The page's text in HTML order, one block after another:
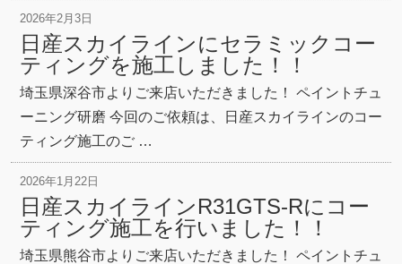
2026年2月3日
日産スカイラインにセラミックコー
ティングを施工しました！！
埼玉県深谷市よりご来店いただきました！ ペイントチュ
ーニング研磨 今回のご依頼は、日産スカイラインのコー
ティング施工のご …
2026年1月22日
日産スカイラインR31GTS-Rにコー
ティング施工を行いました！！
埼玉県熊谷市よりご来店いただきました！ ペイントチュ